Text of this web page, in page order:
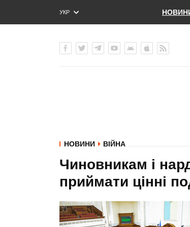
УКР
ENG
НОВИНИ ВІЙНА
Чиновникам і
приймати цінні